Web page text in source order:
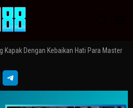
Kapak Dengan Kebaikan Hati Para Master